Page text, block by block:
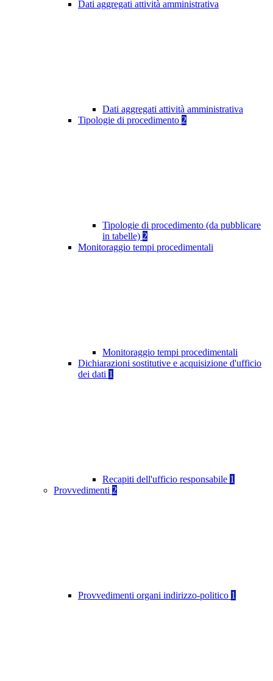
Dati aggregati attività amministrativa
Dati aggregati attività amministrativa
Tipologie di procedimento 2
Tipologie di procedimento (da pubblicare
in tabelle) 2
Monitoraggio tempi procedimentali
Monitoraggio tempi procedimentali
Dichiarazioni sostitutive e acquisizione d'ufficio
dei dati 1
Recapiti dell'ufficio responsabile 1
Provvedimenti 2
Provvedimenti organi indirizzo-politico 1